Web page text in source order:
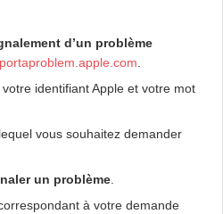
d’un problème
.
identifiant Apple et votre mot
vous souhaitez demander
un problème.
à votre demande